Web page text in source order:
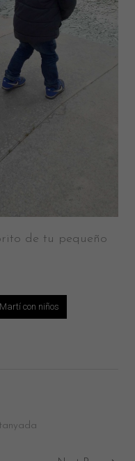
de tu pequeño
con niños